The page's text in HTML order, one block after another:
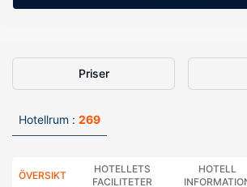
Priser
Hotellrum : 269
ÖVERSIKT
HOTELLETS
FACILITETER
HOTELL